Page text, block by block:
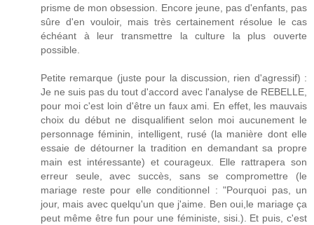
prisme de mon obsession. Encore jeune, pas d'enfants, pas
sûre d'en vouloir, mais très certainement résolue le cas
échéant à leur transmettre la culture la plus ouverte
possible.
Petite remarque (juste pour la discussion, rien d'agressif) :
Je ne suis pas du tout d'accord avec l'analyse de REBELLE,
pour moi c'est loin d'être un faux ami. En effet, les mauvais
choix du début ne disqualifient selon moi aucunement le
personnage féminin, intelligent, rusé (la manière dont elle
essaie de détourner la tradition en demandant sa propre
main est intéressante) et courageux. Elle rattrapera son
erreur seule, avec succès, sans se compromettre (le
mariage reste pour elle conditionnel : "Pourquoi pas, un
jour, mais avec quelqu'un que j'aime. Ben oui,le mariage ça
peut même être fun pour une féministe, sisi.). Et puis, c'est